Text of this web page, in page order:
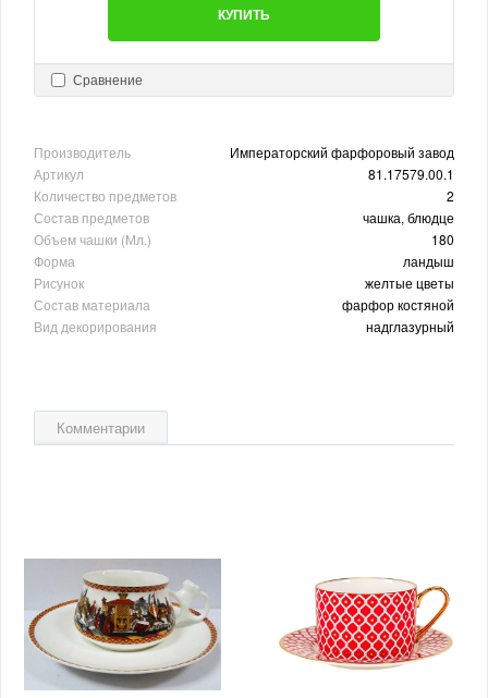
КУПИТЬ
Сравнение
Производитель
Императорский фарфоровый завод
Артикул
81.17579.00.1
Количество предметов
2
Состав предметов
чашка, блюдце
Объем чашки (Мл.)
180
Форма
ландыш
Рисунок
желтые цветы
Состав материала
фарфор костяной
Вид декорирования
надглазурный
Комментарии